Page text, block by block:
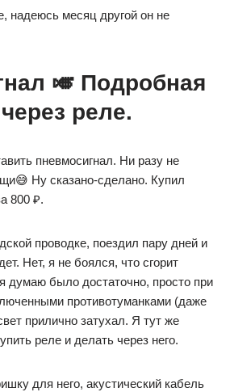
надеюсь месяц другой он не
🎺 Подробная
реле.
пневмосигнал. Ни разу не
Ну сказано-сделано. Купил
800 ₽.
проводке, поездил пару дней и
Нет, я не боялся, что сгорит
думаю было достаточно, просто при
противотуманками (даже
прилично затухал. Я тут же
реле и делать через него.
для него, акустический кабель